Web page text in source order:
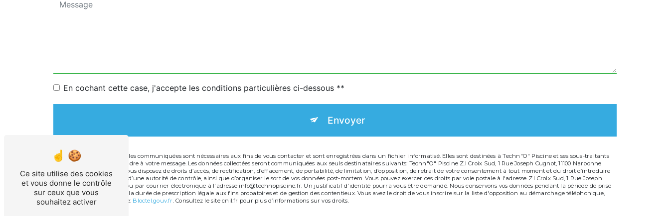
En cochant cette case, j'accepte les conditions particulières ci-dessous **
Envoyer
** Les données personnelles communiquées sont nécessaires aux fins de vous contacter et sont enregistrées dans un fichier informatisé. Elles sont destinées à Techn"O" Piscine et ses sous-traitants
dans le seul but de répondre à votre message. Les données collectées seront communiquées aux seuls destinataires suivants: Techn"O" Piscine Z.I Croix Sud, 1 Rue Joseph Cugnot, 11100 Narbonne
info@technopiscine.fr. Vous disposez de droits d’accès, de rectification, d’effacement, de portabilité, de limitation, d’opposition, de retrait de votre consentement à tout moment et du droit d’introduire
une réclamation auprès d’une autorité de contrôle, ainsi que d’organiser le sort de vos données post-mortem. Vous pouvez exercer ces droits par voie postale à l'adresse Z.I Croix Sud, 1 Rue Joseph
Cugnot, 11100 Narbonne ou par courrier électronique à l'adresse info@technopiscine.fr. Un justificatif d'identité pourra vous être demandé. Nous conservons vos données pendant la période de prise
de contact puis pendant la durée de prescription légale aux fins probatoires et de gestion des contentieux. Vous avez le droit de vous inscrire sur la liste d'opposition au démarchage téléphonique,
disponible à cette adresse: Bloctel.gouv.fr. Consultez le site cnil.fr pour plus d’informations sur vos droits.
Ce site utilise des cookies
et vous donne le contrôle
sur ceux que vous
souhaitez activer